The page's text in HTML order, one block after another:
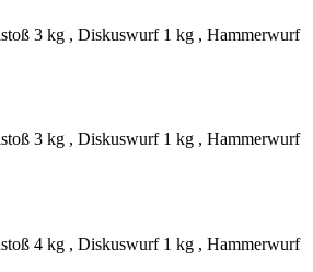
3 kg , Diskuswurf 1 kg , Hammerwurf
3 kg , Diskuswurf 1 kg , Hammerwurf
4 kg , Diskuswurf 1 kg , Hammerwurf